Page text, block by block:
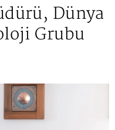
Dünya
Grubu